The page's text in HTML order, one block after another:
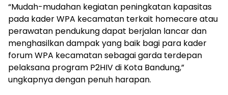
“Mudah-mudahan kegiatan peningkatan kapasitas
pada kader WPA kecamatan terkait homecare atau
perawatan pendukung dapat berjalan lancar dan
menghasilkan dampak yang baik bagi para kader
forum WPA kecamatan sebagai garda terdepan
pelaksana program P2HIV di Kota Bandung,”
ungkapnya dengan penuh harapan.